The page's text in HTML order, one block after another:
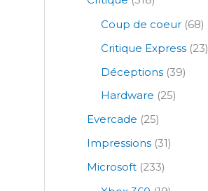
Coup de coeur (68)
Critique Express (23)
Déceptions (39)
Hardware (25)
Evercade (25)
Impressions (31)
Microsoft (233)